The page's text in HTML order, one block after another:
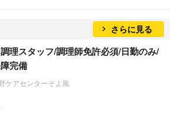
さらに見る
調理スタッフ/調理師免許必須/日勤のみ/
完備
ケアセンターそよ風